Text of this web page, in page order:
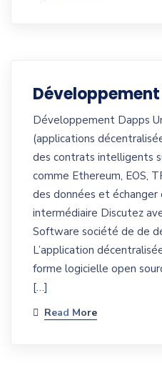
Développement Dapps
(applications
des contrats intelligents
comme Ethereum, EOS,
des données et échanger
intermédiaire Discutez
Software société de de
L’application
forme logicielle open
[…]
Read More